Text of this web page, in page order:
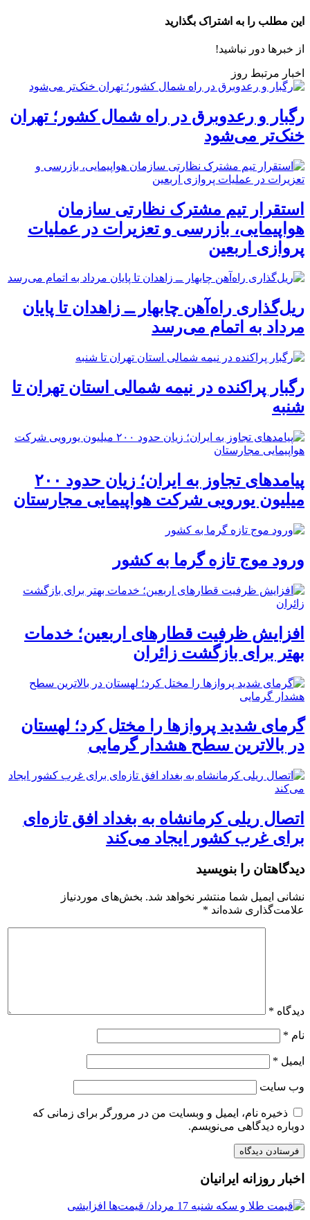
این مطلب را به اشتراک بگذارید
از خبرها دور نباشید!
اخبار مرتبط روز
رگبار و رعدوبرق در راه شمال کشور؛ تهران
خنک‌تر می‌شود
استقرار تیم مشترک نظارتی سازمان
هواپیمایی، بازرسی و تعزیرات در عملیات
پروازی اربعین
ریل‌گذاری راه‌آهن چابهار ــ زاهدان تا پایان
مرداد به اتمام می‌رسد
رگبار پراکنده در نیمه شمالی استان تهران تا
شنبه
پیامدهای تجاوز به ایران؛ زیان حدود ۲۰۰
میلیون یورویی شرکت هواپیمایی مجارستان
ورود موج تازه گرما به کشور
افزایش ظرفیت قطارهای اربعین؛ خدمات
بهتر برای بازگشت زائران
گرمای شدید پروازها را مختل کرد؛ لهستان
در بالاترین سطح هشدار گرمایی
اتصال ریلی کرمانشاه به بغداد افق تازه‌ای
برای غرب کشور ایجاد می‌کند
دیدگاهتان را بنویسید
نشانی ایمیل شما منتشر نخواهد شد. بخش‌های موردنیاز
علامت‌گذاری شده‌اند *
دیدگاه *
نام *
ایمیل *
وب‌ سایت
ذخیره نام، ایمیل و وبسایت من در مرورگر برای زمانی که
دوباره دیدگاهی می‌نویسم.
اخبار روزانه ایرانیان